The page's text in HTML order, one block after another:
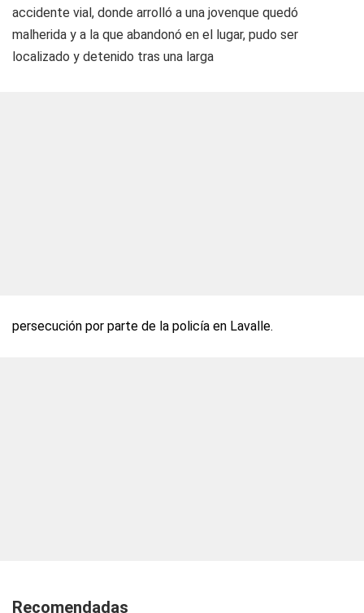
accidente vial, donde arrolló a una jovenque quedó
malherida y a la que abandonó en el lugar, pudo ser
localizado y detenido tras una larga
persecución por parte de la policía en Lavalle.
Recomendadas